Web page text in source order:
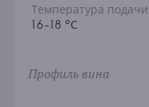
Температура подачи
16-18 °С
Профиль вина